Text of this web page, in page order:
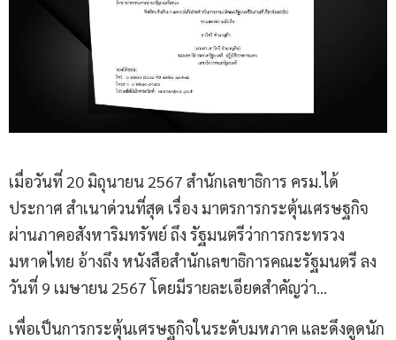
เมื่อวันที่ 20 มิถุนายน 2567 สำนักเลขาธิการ ครม.ได้
ประกาศ สำเนาด่วนที่สุด เรื่อง มาตรการกระตุ้นเศรษฐกิจ
ผ่านภาคอสังหาริมทรัพย์ ถึง รัฐมนตรีว่าการกระทรวง
มหาดไทย อ้างถึง หนังสือสำนักเลขาธิการคณะรัฐมนตรี ลง
วันที่ 9 เมษายน 2567 โดยมีรายละเอียดสำคัญว่า…
เพื่อเป็นการกระตุ้นเศรษฐกิจในระดับมหภาค และดึงดูดนัก